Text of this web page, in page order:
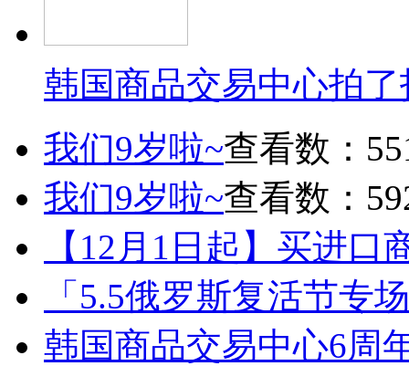
韩国商品交易中心拍
我们9岁啦~查看数：
我们9岁啦~查看数：
【12月1日起】买进口
「5.5俄罗斯复活节专
韩国商品交易中心6周